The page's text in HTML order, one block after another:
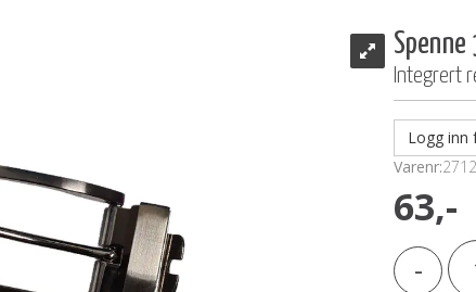
Integrert
Logg inn
Varenr:
63,-
-